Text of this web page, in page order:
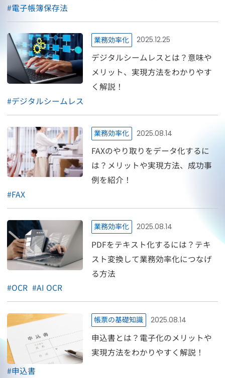
#電子帳簿保存法
業務効率化 2025.12.25
デジタルシームレスとは？意味や
メリット、実現方法をわかりやす
く解説！
#デジタルシームレス
業務効率化 2025.08.14
FAXのやり取りをデータ化するに
は？メリットや実現方法、成功事
例を紹介！
#FAX
業務効率化 2025.08.14
PDFをテキスト化するには？テキ
スト変換して業務効率化につなげ
る方法
#OCR #AI OCR
帳票の基礎知識 2025.08.14
申込書とは？電子化のメリットや
実現方法をわかりやすく解説！
#申込書